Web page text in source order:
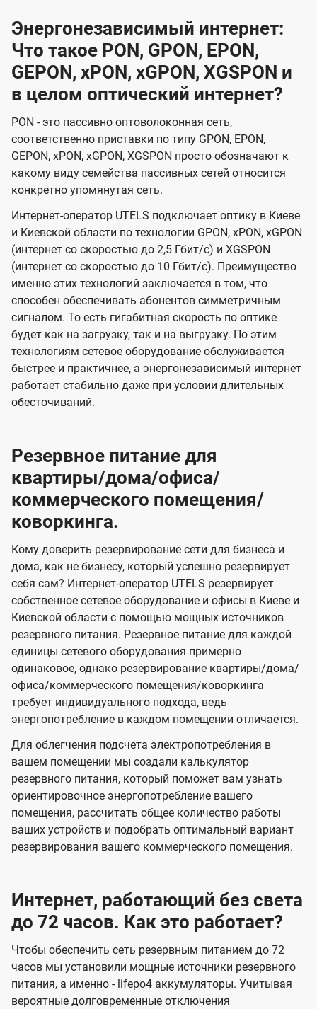
Энергонезависимый интернет:
Что такое PON, GPON, EPON,
GEPON, xPON, xGPON, XGSPON и
в целом оптический интернет?
PON - это пассивно оптоволоконная сеть,
соответственно приставки по типу GPON, EPON,
GEPON, xPON, xGPON, XGSPON просто обозначают к
какому виду семейства пассивных сетей относится
конкретно упомянутая сеть.
Интернет-оператор UTELS подключает оптику в Киеве
и Киевской области по технологии GPON, xPON, xGPON
(интернет со скоростью до 2,5 Гбит/с) и XGSPON
(интернет со скоростью до 10 Гбит/с). Преимущество
именно этих технологий заключается в том, что
способен обеспечивать абонентов симметричным
сигналом. То есть гигабитная скорость по оптике
будет как на загрузку, так и на выгрузку. По этим
технологиям сетевое оборудование обслуживается
быстрее и практичнее, а энергонезависимый интернет
работает стабильно даже при условии длительных
обесточиваний.
Резервное питание для
квартиры/дома/офиса/
коммерческого помещения/
коворкинга.
Кому доверить резервирование сети для бизнеса и
дома, как не бизнесу, который успешно резервирует
себя сам? Интернет-оператор UTELS резервирует
собственное сетевое оборудование и офисы в Киеве и
Киевской области с помощью мощных источников
резервного питания. Резервное питание для каждой
единицы сетевого оборудования примерно
одинаковое, однако резервирование квартиры/дома/
офиса/коммерческого помещения/коворкинга
требует индивидуального подхода, ведь
энергопотребление в каждом помещении отличается.
Для облегчения подсчета электропотребления в
вашем помещении мы создали калькулятор
резервного питания, который поможет вам узнать
ориентировочное энергопотребление вашего
помещения, рассчитать общее количество работы
ваших устройств и подобрать оптимальный вариант
резервирования вашего коммерческого помещения.
Интернет, работающий без света
до 72 часов. Как это работает?
Чтобы обеспечить сеть резервным питанием до 72
часов мы установили мощные источники резервного
питания, а именно - lifepo4 аккумуляторы. Учитывая
вероятные долговременные отключения